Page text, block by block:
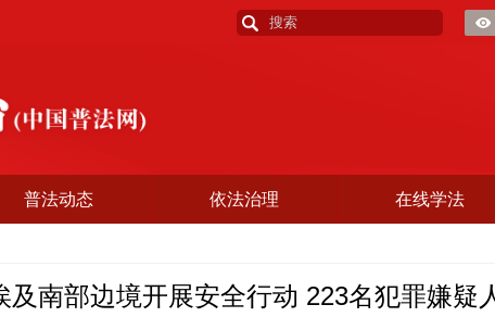
普法动态 依法治理 在线学法
及南部边境开展安全行动 223名犯罪嫌疑